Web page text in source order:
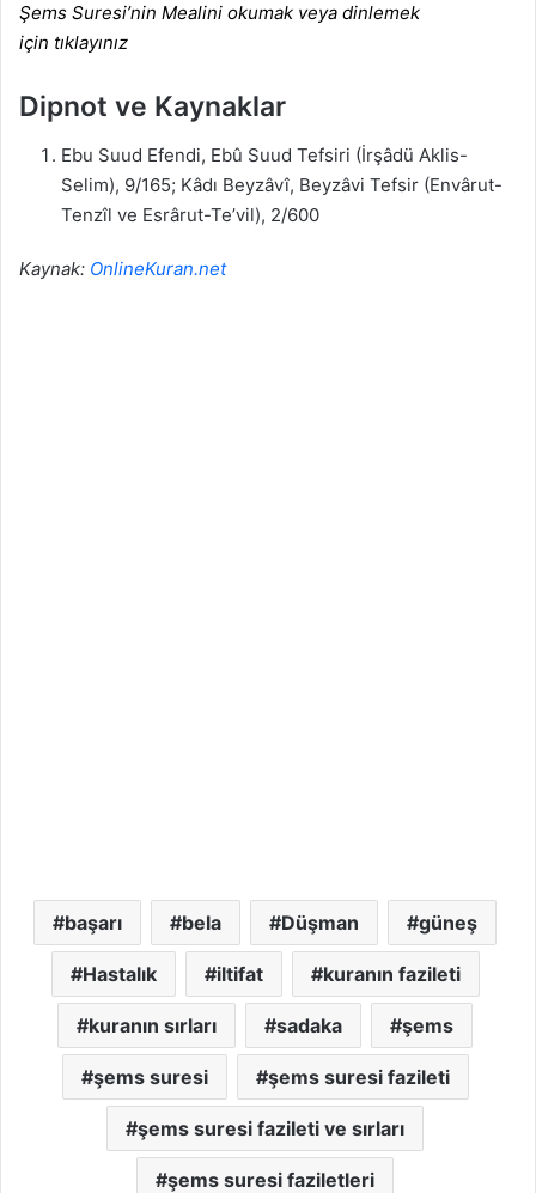
Şems Suresi’nin Mealini okumak veya dinlemek
için tıklayınız
Dipnot ve Kaynaklar
Ebu Suud Efendi, Ebû Suud Tefsiri (İrşâdü Aklis-
Selim), 9/165; Kâdı Beyzâvî, Beyzâvi Tefsir (Envârut-
Tenzîl ve Esrârut-Te’vil), 2/600
Kaynak: OnlineKuran.net
başarı bela Düşman güneş
Hastalık iltifat kuranın fazileti
kuranın sırları sadaka şems
şems suresi şems suresi fazileti
şems suresi fazileti ve sırları
şems suresi faziletleri